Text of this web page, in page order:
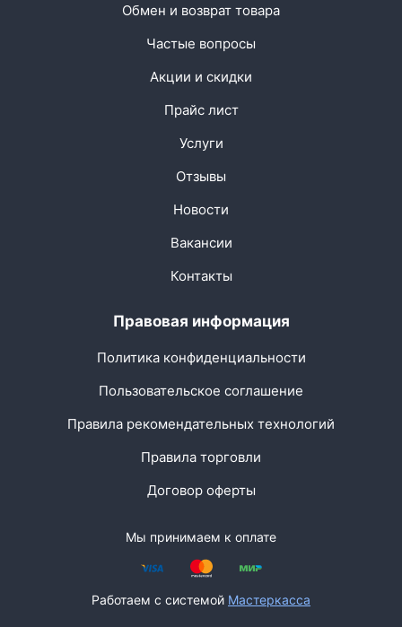
Обмен и возврат товара
Частые вопросы
Акции и скидки
Прайс лист
Услуги
Отзывы
Новости
Вакансии
Контакты
Правовая информация
Политика конфиденциальности
Пользовательское соглашение
Правила рекомендательных технологий
Правила торговли
Договор оферты
Мы принимаем к оплате
Работаем с системой Мастеркасса